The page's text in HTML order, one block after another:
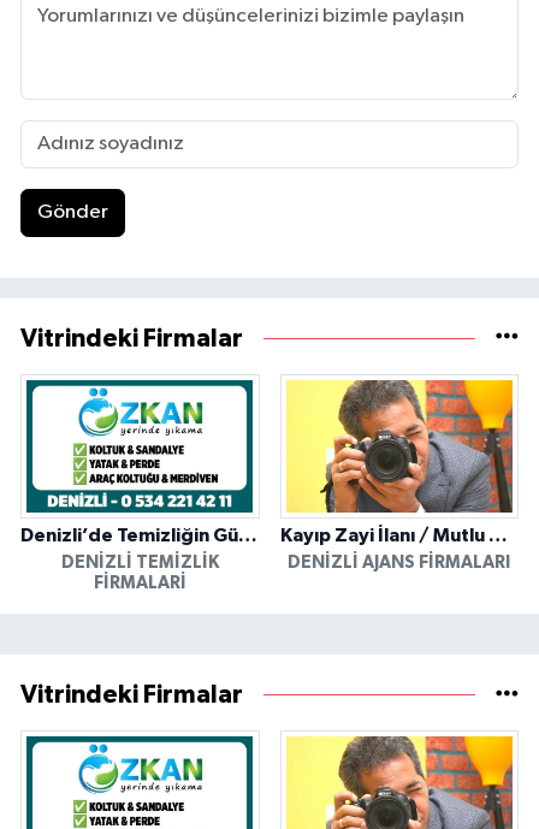
Gönder
Vitrindeki Firmalar
Denizli’de Temizliğin Güvenilir Adresi: Özkan Yerinde Yıkama
DENIZLI TEMIZLIK
FIRMALARI
Kayıp Zayi İlanı / Mutlu Ajans / Denizli
DENIZLI AJANS FIRMALARI
Vitrindeki Firmalar